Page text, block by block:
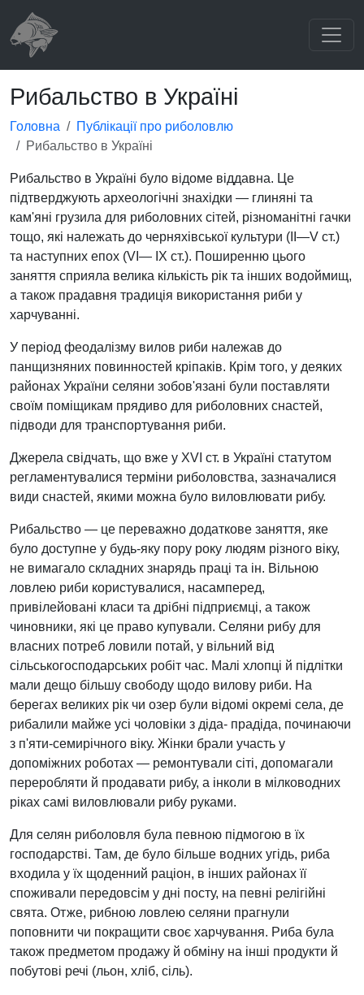
Рибальство в Україні
Головна
Публікації про риболовлю
Рибальство в Україні
Рибальство в Україні було відоме віддавна. Це
підтверджують археологічні знахідки — глиняні та
кам'яні грузила для риболовних сітей, різноманітні гачки
тощо, які належать до черняхівської культури (II—V ст.)
та наступних епох (VI— IX ст.). Поширенню цього
заняття сприяла велика кількість рік та інших водоймищ,
а також прадавня традиція використання риби у
харчуванні.
У період феодалізму вилов риби належав до
панщизняних повинностей кріпаків. Крім того, у деяких
районах України селяни зобов'язані були поставляти
своїм поміщикам прядиво для риболовних снастей,
підводи для транспортування риби.
Джерела свідчать, що вже у XVI ст. в Україні статутом
регламентувалися терміни риболовства, зазначалися
види снастей, якими можна було виловлювати рибу.
Рибальство — це переважно додаткове заняття, яке
було доступне у будь-яку пору року людям різного віку,
не вимагало складних знарядь праці та ін. Вільною
ловлею риби користувалися, насамперед,
привілейовані класи та дрібні підприємці, а також
чиновники, які це право купували. Селяни рибу для
власних потреб ловили потай, у вільний від
сільськогосподарських робіт час. Малі хлопці й підлітки
мали дещо більшу свободу щодо вилову риби. На
берегах великих рік чи озер були відомі окремі села, де
рибалили майже усі чоловіки з діда- прадіда, починаючи
з п'яти-семирічного віку. Жінки брали участь у
допоміжних роботах — ремонтували сіті, допомагали
переробляти й продавати рибу, а інколи в мілководних
ріках самі виловлювали рибу руками.
Для селян риболовля була певною підмогою в їх
господарстві. Там, де було більше водних угідь, риба
входила у їх щоденний раціон, в інших районах її
споживали передовсім у дні посту, на певні релігійні
свята. Отже, рибною ловлею селяни прагнули
поповнити чи покращити своє харчування. Риба була
також предметом продажу й обміну на інші продукти й
побутові речі (льон, хліб, сіль).